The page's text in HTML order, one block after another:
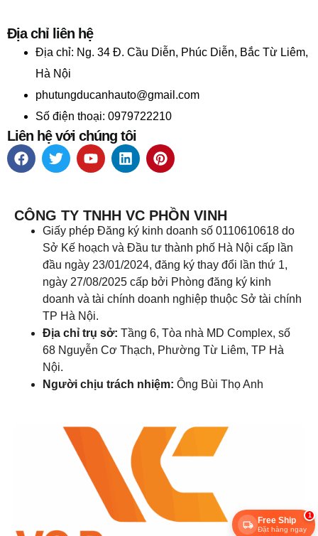
Địa chỉ liên hệ
Địa chỉ: Ng. 34 Đ. Cầu Diễn, Phúc Diễn, Bắc Từ Liêm,
Hà Nội
phutungducanhauto@gmail.com
Số điện thoại: 0979722210
Liên hệ với chúng tôi
CÔNG TY TNHH VC PHỒN VINH
Giấy phép Đăng ký kinh doanh số 0110610618 do
Sở Kế hoạch và Đầu tư thành phố Hà Nội cấp lần
đầu ngày 23/01/2024, đăng ký thay đổi lần thứ 1,
ngày 27/08/2025 cấp bởi Phòng đăng ký kinh
doanh và tài chính doanh nghiệp thuộc Sở tài chính
TP Hà Nội.
Địa chỉ trụ sở: Tầng 6, Tòa nhà MD Complex, số
68 Nguyễn Cơ Thạch, Phường Từ Liêm, TP Hà
Nội.
Người chịu trách nhiệm: Ông Bùi Thọ Anh
1
Free Ship
Đặt hàng ngay